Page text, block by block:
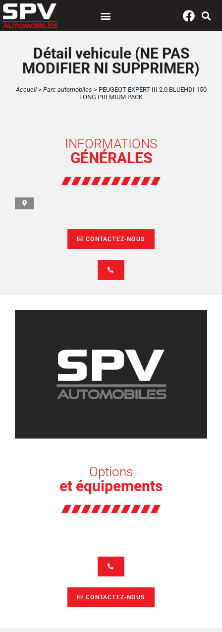
Panneau de gestion des cookies
Détail vehicule (NE PAS
MODIFIER NI SUPPRIMER)
Accueil> Parc automobiles > PEUGEOT EXPERT III 2.0 BLUEHDI 150
LONG PREMIUM PACK
INFORMATIONS
GÉNÉRALES
CONTACTEZ-NOUS
Options
et équipements
CONTACTEZ-NOUS